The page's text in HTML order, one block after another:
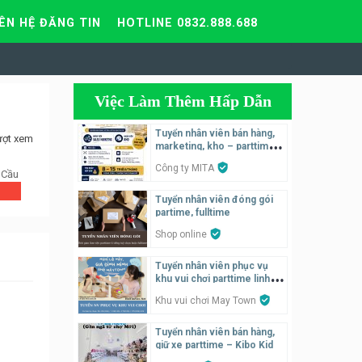
HỆ ĐĂNG TIN HOTLINE 0832.888.688
xem
Việc Làm Thêm Hấp Dẫn
Tuyển nhân viên bán hàng,
marketing, kho – parttime,
Công ty MITA
Tuyển nhân viên đóng gói
partime, fulltime
Shop online
Tuyển nhân viên phục vụ
khu vui chơi parttime linh
Khu vui chơi May Town
Tuyển nhân viên bán hàng,
giữ xe parttime – Kibo Kid